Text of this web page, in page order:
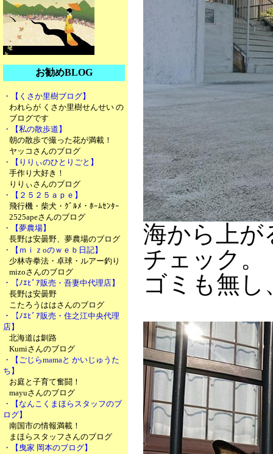
お勧めBLOG
・【くさか里樹ブログ】
われらが くさか里樹せんせい の
ブログです
・【私の散歩道】
朝の散歩で撮った花が満載！
ヤッコさんのブログ
・【りりぃのひとりごと】
手作り大好き！
りりぃさんのブログ
・【２５２５ａｐｅ】
飛行機・柴犬・ｸﾞﾙﾒ・ﾎｰﾑｾﾝﾀｰ
2525apeさんのブログ
・【夢農場】
長野は安曇野、夢農場のブログ
・【ｍｉｚoのｗｅｂ日記】
少林寺拳法・卓球・ルアー釣り
mizoさんのブログ
・【ﾉｴﾋﾞｱ販売・吾妻中代理店】
長野は安曇野
こたろうははさんのブログ
・【ﾉｴﾋﾞｱ販売・住之江中央代理
店】
北海道は釧路
Kumiさんのブログ
・【ごじらmamaと かいじゅうた
ち】
お庭と子育て奮闘！
mayuさんのブログ
・【なんこくまほらスタッフのブ
ログ】
南国市の情報満載！
まほらスタッフさんのブログ
・【曳家 岡本のブログ】
海から上が
チェック。
ゴミも無し